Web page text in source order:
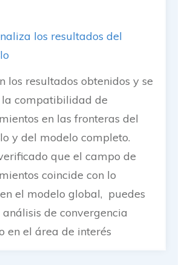
los resultados del
los resultados obtenidos y se
compatibilidad de
en las fronteras del
y del modelo completo.
que el campo de
coincide con lo
el modelo global, puedes
de convergencia
en el área de interés